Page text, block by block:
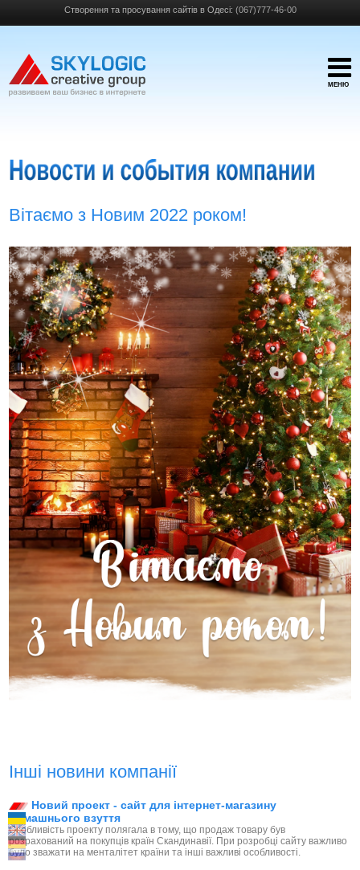
Створення та просування сайтів в Одесі: (067)777-46-00
МЕНЮ
Вітаємо з Новим 2022 роком!
Інші новини компанії
Новий проект - сайт для інтернет-магазину
домашнього взуття
Особливість проекту полягала в тому, що продаж товару був
розрахований на покупців країн Скандинавії. При розробці сайту важливо
було зважати на менталітет країни та інші важливі особливості.